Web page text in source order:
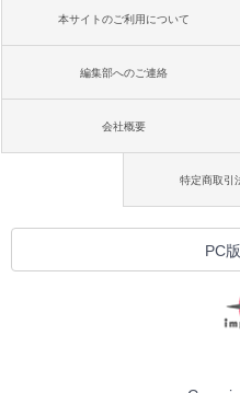
本サイトのご利用について
編集部へのご連絡
会社概要
特定商取引
PC